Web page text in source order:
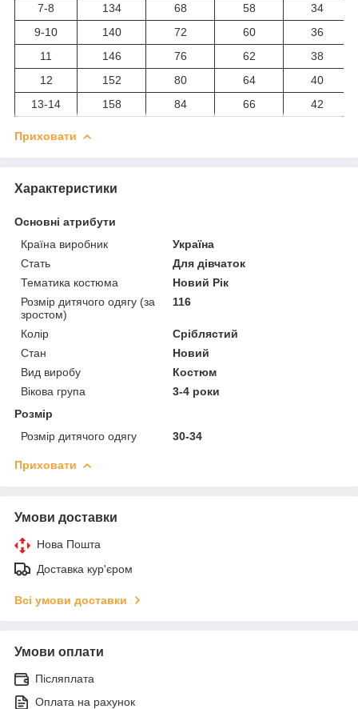
7-8
134 68 58
34
9-10
140 72 60
36
11
146 76 62
38
12
152 80 64
40
13-14
158 84 66 42
Приховати
Характеристики
Основні атрибути
Країна виробник
Україна
Стать
Для дівчаток
Тематика костюма
Новий Рік
Розмір дитячого одягу (за
зростом)
116
Колір
Сріблястий
Стан
Новий
Вид виробу
Костюм
Вікова група
3-4 роки
Розмір
Розмір дитячого одягу
30-34
Приховати
Умови доставки
Нова Пошта
Доставка кур'єром
Всі умови доставки
Умови оплати
Післяплата
Оплата на рахунок